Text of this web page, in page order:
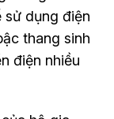
sử dụng điện
thang sinh
điện nhiều